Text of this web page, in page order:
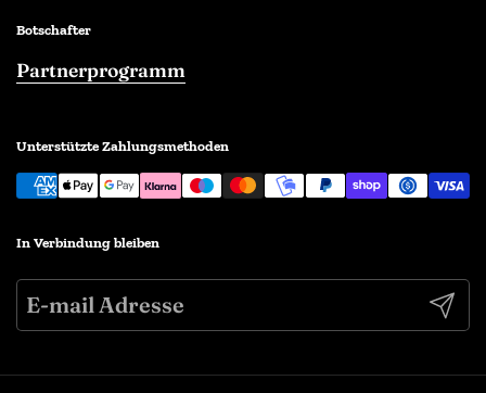
Botschafter
Partnerprogramm
Unterstützte Zahlungsmethoden
In Verbindung bleiben